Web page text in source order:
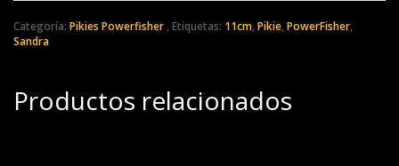
Categoría: Pikies Powerfisher Etiquetas: 11cm,Pikie,PowerFisher,
Sandra
Productos relacionados